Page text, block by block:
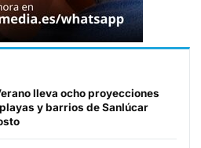
lleva ocho proyecciones
y barrios de Sanlúcar